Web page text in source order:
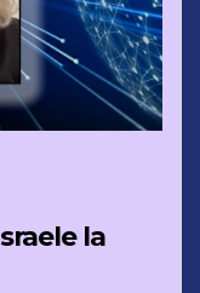
la